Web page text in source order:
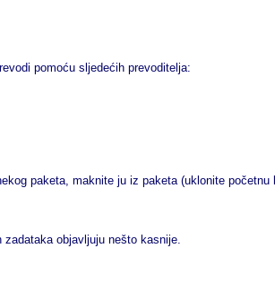
pomoću sljedećih prevoditelja:
paketa, maknite ju iz paketa (uklonite
objavljuju nešto kasnije.